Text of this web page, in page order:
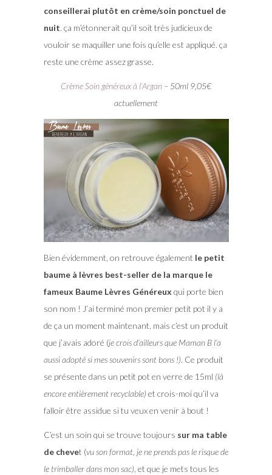
conseillerai plutôt en crème/soin ponctuel de
nuit. ça m’étonnerait qu’il soit très judicieux de
vouloir se maquiller une fois qu’elle est appliqué. ça
reste une crème assez grasse.
Crème Soin généreux à l’Argan – 50ml 9,05€
actuellement
Bien évidemment, on retrouve également le petit
baume à lèvres best-seller de la marque le
fameux Baume Lèvres Généreux qui porte bien
son nom ! J’ai terminé mon premier petit pot il y a
de ça un moment maintenant, mais c’est un produit
que j’avais adoré (je crois d’ailleurs que Maman B l’a
aussi adopté si mes souvenirs sont bons !). Ce produit
se présente dans un petit pot en verre de 15ml (là
encore entièrement recyclable) et crois-moi qu’il va
falloir être assidue si tu veux en venir à bout !
C’est un soin qui se trouve toujours sur ma table
de chevet (vu son format, je ne prends pas le risque de
le trimballer dans mon sac) , et que je mets tous les